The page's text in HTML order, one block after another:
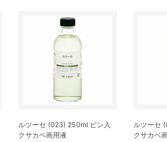
ルツーセ (023) 250ml ビン入
クサカベ画用液
ルツーセ
クサカベ